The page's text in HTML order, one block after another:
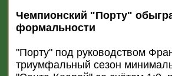
Чемпионский "Порту"
формальности
"Порту" под руководством
триумфальный сезон